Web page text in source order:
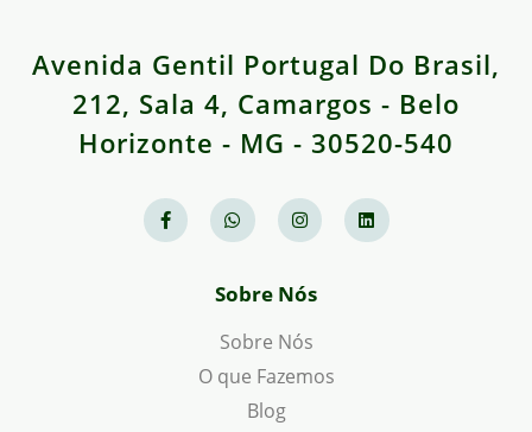
Avenida Gentil Portugal Do Brasil,
212, Sala 4, Camargos - Belo
Horizonte - MG - 30520-540
Sobre Nós
Sobre Nós
O que Fazemos
Blog